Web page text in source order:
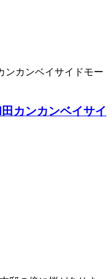
カンカンベイサイ